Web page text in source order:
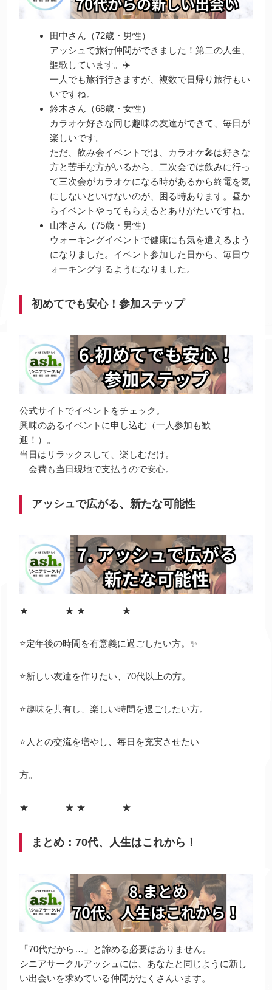
田中さん（72歳・男性）
アッシュで旅行仲間ができました！第二の人生、
謳歌しています。✈️
一人でも旅行行きますが、複数で日帰り旅行もい
いですね。
鈴木さん（68歳・女性）
カラオケ好きな同じ趣味の友達ができて、毎日が
楽しいです。
ただ、飲み会イベントでは、カラオケ🎤は好きな
方と苦手な方がいるから、二次会では飲みに行っ
て三次会がカラオケになる時があるから終電を気
にしないといけないのが、困る時あります。昼か
らイベントやってもらえるとありがたいですね。
山本さん（75歳・男性）
ウォーキングイベントで健康にも気を遣えるよう
になりました。イベント参加した日から、毎日ウ
ォーキングするようになりました。
初めてでも安心！参加ステップ
公式サイトでイベントをチェック。
興味のあるイベントに申し込む（一人参加も歓
迎！）。
当日はリラックスして、楽しむだけ。
会費も当日現地で支払うので安心。
アッシュで広がる、新たな可能性
★――――★ ★――――★
⭐️定年後の時間を有意義に過ごしたい方。✨
⭐️新しい友達を作りたい、70代以上の方。
⭐️趣味を共有し、楽しい時間を過ごしたい方。
⭐️人との交流を増やし、毎日を充実させたい
方。
★――――★ ★――――★
まとめ：70代、人生はこれから！
「70代だから…」と諦める必要はありません。
シニアサークルアッシュには、あなたと同じように新し
い出会いを求めている仲間がたくさんいます。